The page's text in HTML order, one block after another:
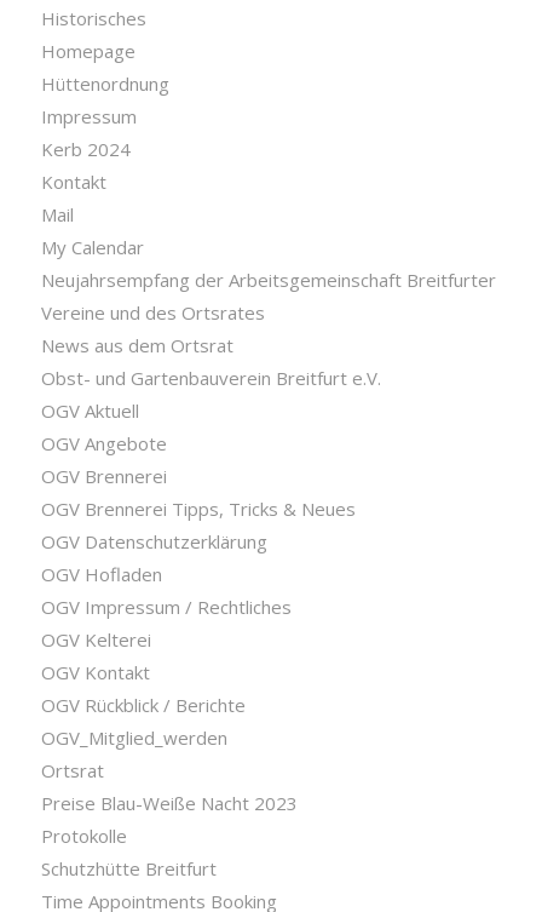
Historisches
Homepage
Hüttenordnung
Impressum
Kerb 2024
Kontakt
Mail
My Calendar
Neujahrsempfang der Arbeitsgemeinschaft Breitfurter
Vereine und des Ortsrates
News aus dem Ortsrat
Obst- und Gartenbauverein Breitfurt e.V.
OGV Aktuell
OGV Angebote
OGV Brennerei
OGV Brennerei Tipps, Tricks & Neues
OGV Datenschutzerklärung
OGV Hofladen
OGV Impressum / Rechtliches
OGV Kelterei
OGV Kontakt
OGV Rückblick / Berichte
OGV_Mitglied_werden
Ortsrat
Preise Blau-Weiße Nacht 2023
Protokolle
Schutzhütte Breitfurt
Time Appointments Booking